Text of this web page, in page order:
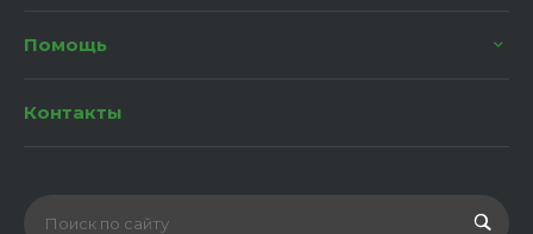
Помощь
Контакты